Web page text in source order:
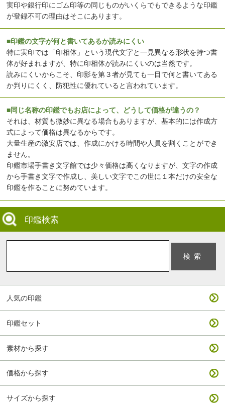
実印や銀行印にゴム印等の同じものがいくらでもできるような印鑑
が登録不可の理由はそこにあります。
■印鑑の文字が何と書いてあるか読みにくい
特に実印では「印相体」という現代文字と一見異なる形状を持つ書
体が好まれますが、特に印相体が読みにくいのは当然です。
読みにくいからこそ、印影を第３者が見ても一目で何と書いてある
か判りにくく、防犯性に優れていると言われています。
■同じ名称の印鑑でもお店によって、どうして価格が違うの？
それは、材質も微妙に異なる場合もありますが、基本的には作成方
式によって価格は異なるからです。
大量生産の激安店では、作成にかける時間や人員を割くことができ
ません。
印鑑市場手書き文字館では少々価格は高くなりますが、文字の作成
から手書き文字で作成し、美しい文字でこの世に１本だけの安全な
印鑑を作ることに努めています。
印鑑検索
人気の印鑑
印鑑セット
素材から探す
価格から探す
サイズから探す